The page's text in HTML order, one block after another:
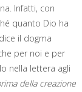
Infatti, con
quanto Dio ha
il dogma
per noi e per
nella lettera agli
della creazione